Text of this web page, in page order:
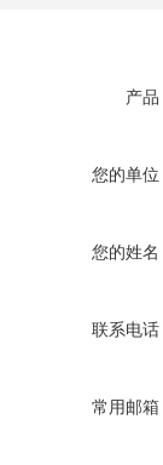
产品
您的单位
您的姓名
联系电话
常用邮箱